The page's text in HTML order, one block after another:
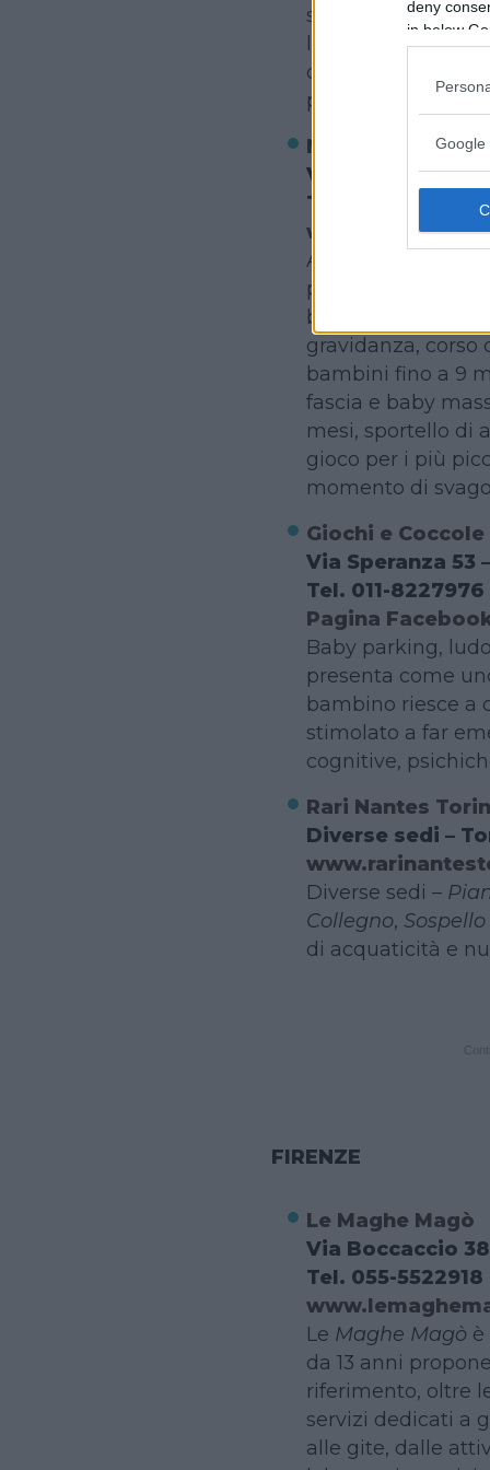
deny
in below
Google
scambio
laboratori teatrali
compleanno con
per bambini,
Mamme in Sol
Via Giulia di
Tel. 349-
Associazione che
per la futura
bambino. Tra le
gravidanza,
bambini fino a 9
fascia e baby
mesi, sportello di
gioco per i più
momento di
Giochi e Coccole
Via Speranza 53
Tel. 011-8227976
Pagina
Baby parking,
presenta come
bambino riesce a
stimolato a far
cognitive,
Rari Nantes
Diverse sedi –
Diverse sedi –
Collegno, Sospello
di acquaticità e
FIRENZE
Le Maghe Magò
Via Boccaccio
Tel. 055-5522918
Le Maghe Magòè
da 13 anni
riferimento, oltre
servizi dedicati a
alle gite, dalle